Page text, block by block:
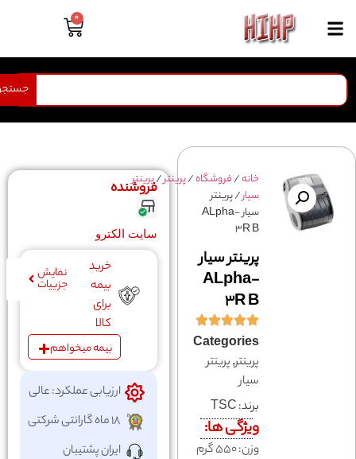
جستجو
فروشنده
سایت الکترو
خرید
بیمه
برای
نمایش
جزییات
بیمه میخواهم
ارزیابی عملکرد: عالی
18 ماه گارانتی شرکتی
ایران پشتیبان
خانه/فروشگاه/پرینتر/پرینتر
سیار/ پرینتر
سیار ALpha-
3R B
پرینتر سیار
ALpha-
3R B
Categories
پرینتر,پرینتر
سیار
برند:TSC
ویژگی ها:
وزن: 550 گرم